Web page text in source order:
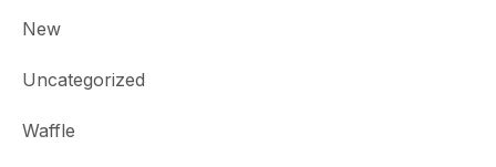
New
Uncategorized
Waffle